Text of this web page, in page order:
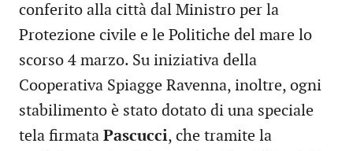
conferito alla città dal Ministro per la
Protezione civile e le Politiche del mare lo
scorso 4 marzo. Su iniziativa della
Cooperativa Spiagge Ravenna, inoltre, ogni
stabilimento è stato dotato di una speciale
tela firmata Pascucci, che tramite la